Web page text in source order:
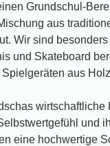
Grundschul-
aus
Wir sind
und Skateboard
aus
und
eine hochwertige